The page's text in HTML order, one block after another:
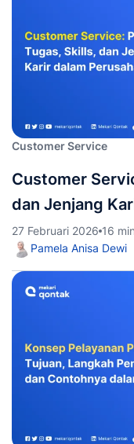
Customer Service
Customer
dan Jenjang
27 Februari 2026 16
Pamela Anisa Dewi